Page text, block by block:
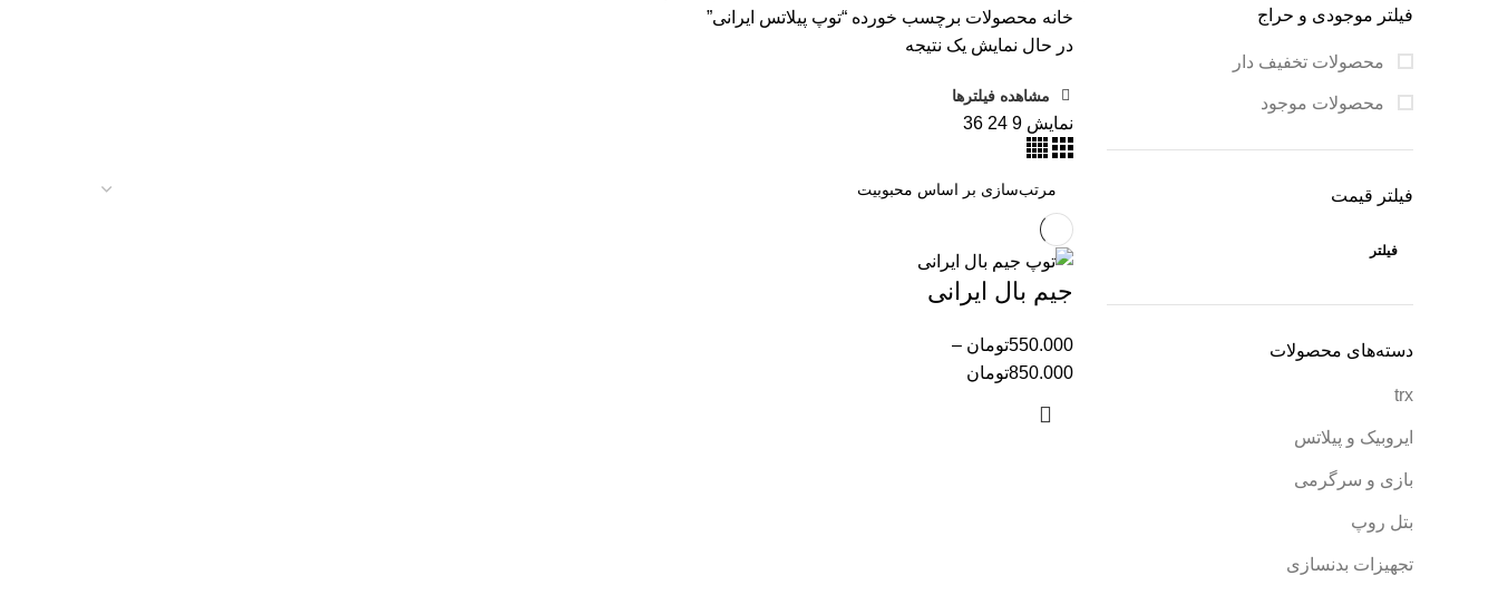
فیلتر موجودی و حراج
محصولات تخفیف دار
محصولات موجود
فیلتر قیمت
فیلتر
دسته‌های محصولات
trx
ایروبیک و پیلاتس
بازی و سرگرمی
بتل روپ
تجهیزات بدنسازی
خانه محصولات برچسب خورده “توپ پیلاتس ایرانی”
در حال نمایش یک نتیجه
مشاهده فیلترها
نمایش9
24
36
جیم بال ایرانی
تومان550.000
–
تومان850.000